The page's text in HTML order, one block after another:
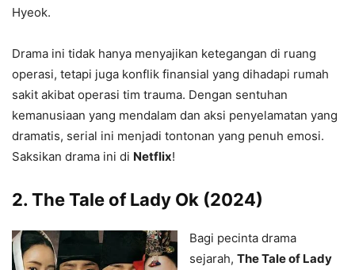
Hyeok.
Drama ini tidak hanya menyajikan ketegangan di ruang
operasi, tetapi juga konflik finansial yang dihadapi rumah
sakit akibat operasi tim trauma. Dengan sentuhan
kemanusiaan yang mendalam dan aksi penyelamatan yang
dramatis, serial ini menjadi tontonan yang penuh emosi.
Saksikan drama ini di Netflix!
2. The Tale of Lady Ok (2024)
Bagi pecinta drama
sejarah, The Tale of Lady